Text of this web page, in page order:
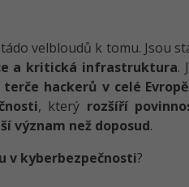
velbloudů k tomu. Jsou
a kritická infrastruktura.
hackerů v celé Evropě
, který rozšíří
význam než doposud.
v kyberbezpečnosti?